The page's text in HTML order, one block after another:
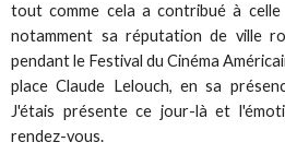
tout comme cela a contribué à
notamment sa réputation de ville
pendant le Festival du Cinéma
place Claude Lelouch, en sa
J'étais présente ce jour-là et
rendez-vous.